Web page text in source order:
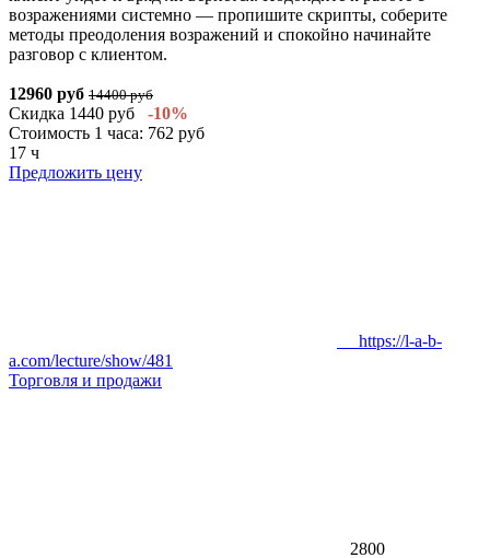
возражениями системно — пропишите скрипты, соберите
методы преодоления возражений и спокойно начинайте
разговор с клиентом.
12960 руб 14400 руб
Скидка 1440 руб -10%
Стоимость 1 часа: 762 руб
17 ч
Предложить цену
https://l-a-b-
a.com/lecture/show/481
Торговля и продажи
2800